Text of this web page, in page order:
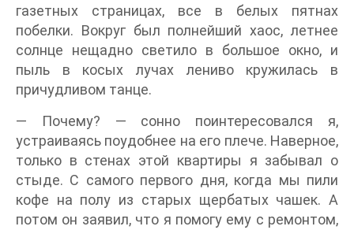
газетных страницах, все в белых пятнах
побелки. Вокруг был полнейший хаос, летнее
солнце нещадно светило в большое окно, и
пыль в косых лучах лениво кружилась в
причудливом танце.
— Почему? — сонно поинтересовался я,
устраиваясь поудобнее на его плече. Наверное,
только в стенах этой квартиры я забывал о
стыде. С самого первого дня, когда мы пили
кофе на полу из старых щербатых чашек. А
потом он заявил, что я помогу ему с ремонтом,